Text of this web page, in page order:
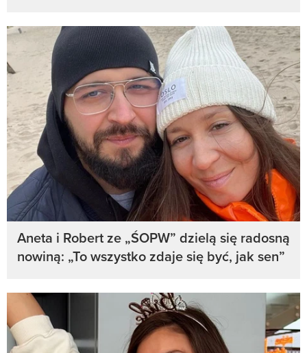
Aneta i Robert ze „ŚOPW” dzielą się radosną
nowiną: „To wszystko zdaje się być, jak sen”